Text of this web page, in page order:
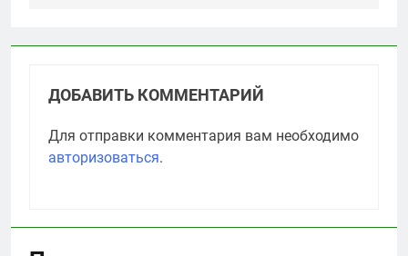
ДОБАВИТЬ КОММЕНТАРИЙ
Для отправки комментария вам необходимо
авторизоваться.